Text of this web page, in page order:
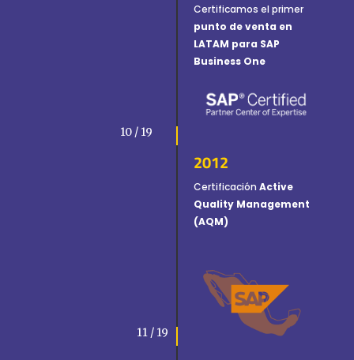
Certificamos el primer
punto de venta en
LATAM para SAP
Business One
10 / 19
2012
Certificación Active
Quality Management
(AQM)
11 / 19